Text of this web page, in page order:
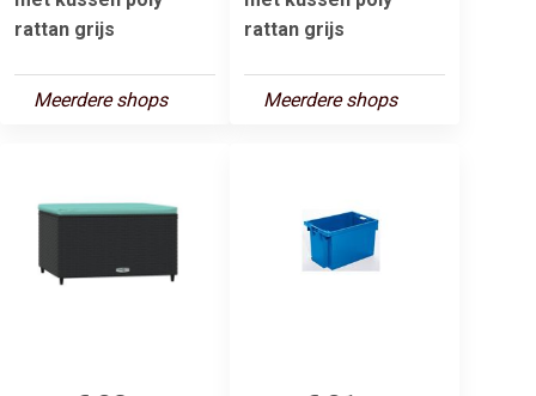
rattan grijs
Meerdere shops
rattan grijs
Meerdere shops